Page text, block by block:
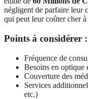
négligent de parfaire leur
qui peut leur coûter cher
Points à considérer :
Fréquence de
Besoins en optique
Couverture des
Services
etc.)